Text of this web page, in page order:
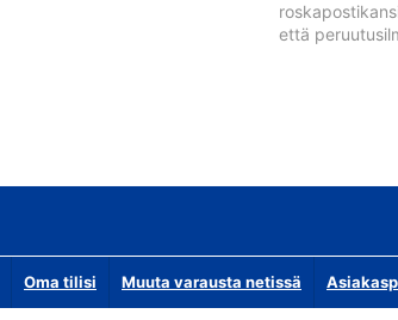
että
Oma tilisi Muuta varausta netissä